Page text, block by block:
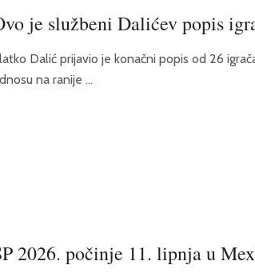
je službeni Dalićev popis
Dalić prijavio je konačni popis od 26
na ranije ...
2026. počinje 11. lipnja u